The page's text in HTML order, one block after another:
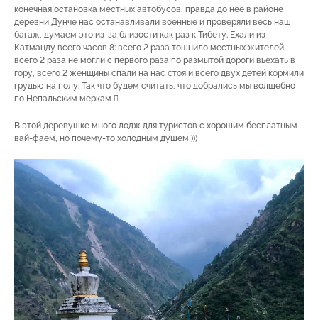
конечная остановка местных автобусов, правда до нее в районе
деревни Дунче нас останавливали военные и проверяли весь наш
багаж, думаем это из-за близости как раз к Тибету. Ехали из
Катманду всего часов 8: всего 2 раза тошнило местных жителей,
всего 2 раза не могли с первого раза по размытой дороги вьехать в
гору, всего 2 женщины спали на нас стоя и всего двух детей кормили
грудью на полу. Так что будем считать, что добрались мы волшебно
по Непальским меркам 
В этой деревушке много лодж для туристов с хорошим бесплатным
вай-фаем, но почему-то холодным душем )))